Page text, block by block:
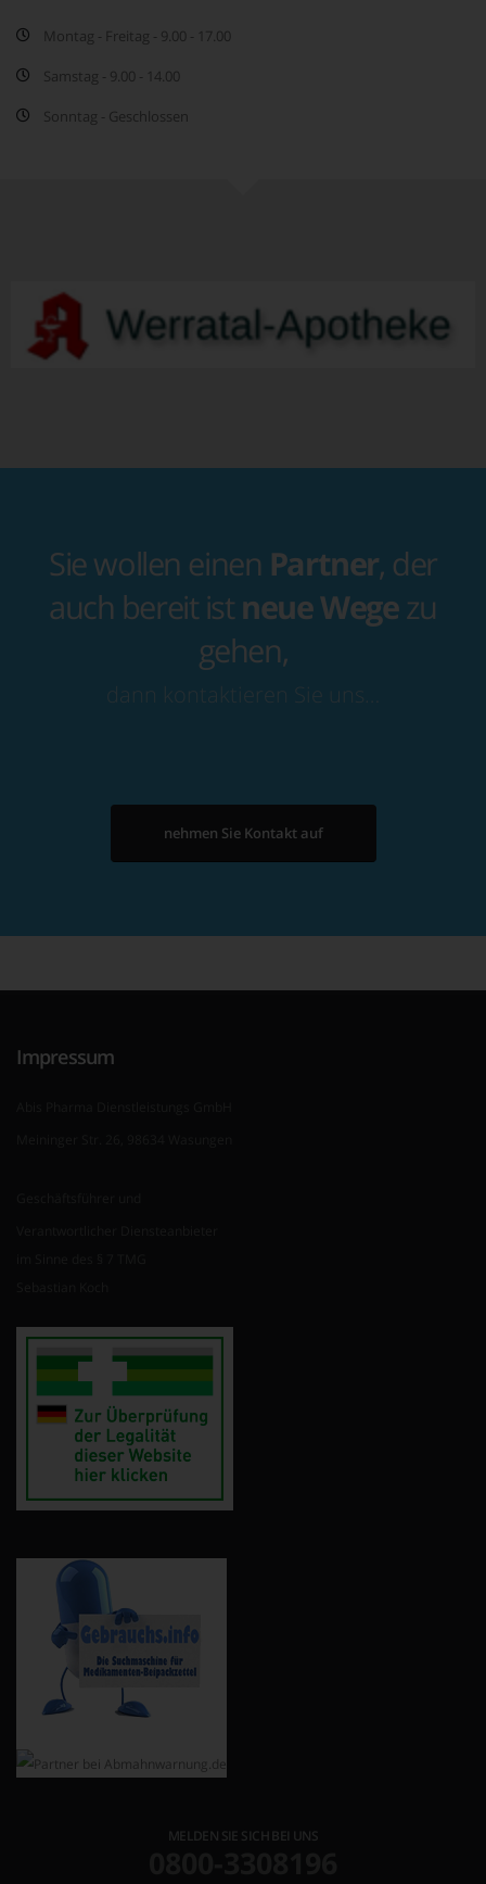
Montag - Freitag - 9.00 - 17.00
Samstag - 9.00 - 14.00
Sonntag - Geschlossen
Sie wollen einen Partner, der
auch bereit ist neue Wegezu
gehen,
dann kontaktieren Sie uns…
nehmen Sie Kontakt auf
Impressum
MELDEN SIE SICH BEI UNS